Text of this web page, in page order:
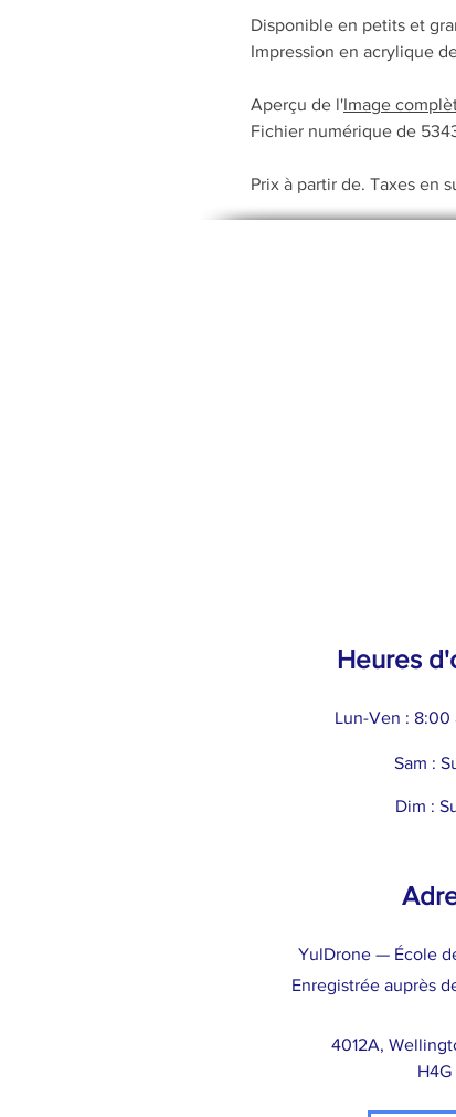
Disponible en petits et
Impression en acrylique
Aperçu de l'Image
Fichier numérique de
Prix à partir de. Taxes en
Heures
Lun-Ven : 8:00
Sam :
Dim :
YulDrone — École
Enregistrée auprès
4012A,
H4G